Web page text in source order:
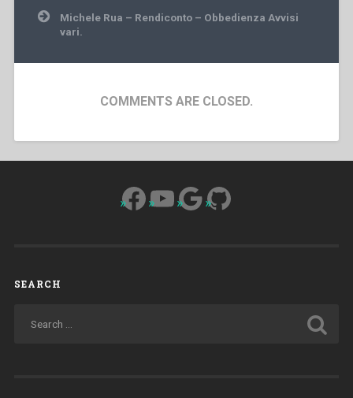
Michele Rua – Rendiconto – Obbedienza Avvisi
vari.
COMMENTS ARE CLOSED.
Facebook
YouTube
Google
GitHub
SEARCH